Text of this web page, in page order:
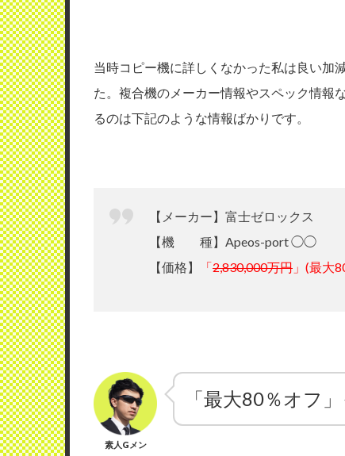
当時コピー機に詳しくなかった私は良い加
た。複合機のメーカー情報やスペック情報
るのは下記のような情報ばかりです。
【メーカー】富士ゼロックス
【機 種】Apeos-port ◯◯
【価格】
「2,830,000万円 」(最大
素人Gメン
「最大80％オフ